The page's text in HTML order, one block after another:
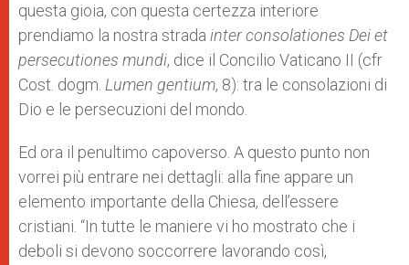
questa gioia, con questa certezza interiore
prendiamo la nostra strada inter consolationes Dei et
persecutiones mundi, dice il Concilio Vaticano II (cfr
Cost. dogm. Lumen gentium, 8): tra le consolazioni di
Dio e le persecuzioni del mondo.
Ed ora il penultimo capoverso. A questo punto non
vorrei più entrare nei dettagli: alla fine appare un
elemento importante della Chiesa, dell’essere
cristiani. “In tutte le maniere vi ho mostrato che i
deboli si devono soccorrere lavorando così,